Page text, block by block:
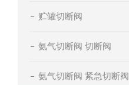
贮罐切断阀
氨气切断阀 切断阀
氨气切断阀 紧急切断阀